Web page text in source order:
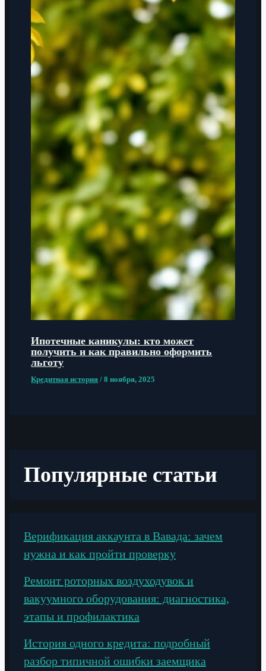
Ипотечные каникулы: кто может
получить и как правильно оформить
льготу
Кредитная история /8 ноября, 2025
Популярные статьи
Верификация аккаунта в Вавада: зачем
нужна и как пройти проверку
Ремонт роторных воздуходувок и
вакуумного оборудования: диагностика,
этапы и профилактика
История одного кредита: подробный
разбор типичной ошибки заемщика